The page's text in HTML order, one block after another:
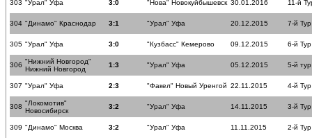
303 "Урал" Уфа 3:0 "Нова" Новокуйбышевск 30.01.2016 11-й
304 "Динамо" Краснодар 3:1 "Урал" Уфа 20.12.2015 7-й Тур
305 "Урал" Уфа 3:0 "Кузбасс" Кемерово 09.12.2015 6-й Тур
306 "Нижний Новгород"
Нижний Новгород
1:3 "Урал" Уфа 05.12.2015 5-й тур
307 "Урал" Уфа 2:3 "Факел" Новый Уренгой 22.11.2015 4-й Тур
308 "Локомотив"
Новосибирск
3:2 "Урал" Уфа 14.11.2015 3-й Тур
309 "Динамо" Москва 3:2 "Урал" Уфа 11.11.2015 2-й Тур